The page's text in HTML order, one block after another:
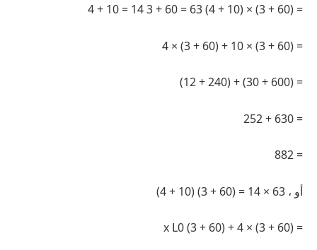
= (60 + 3) × (10 + 4) 63 = 60 + 3 14 = 10 + 4
= (60 + 3) × 10 + (60 + 3) × 4
= (600 + 30) + (240 + 12)
= 630 + 252
= 882
أو ، 63 × 14 = (60 + 3) (10 + 4)
= (60 + 3) × 4 + (60 + 3) x L0